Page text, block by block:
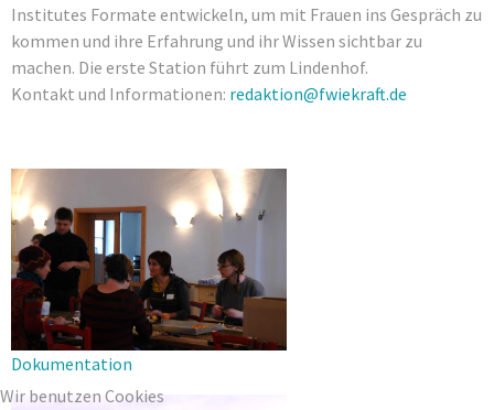
Institutes Formate entwickeln, um mit Frauen ins Gespräch zu
kommen und ihre Erfahrung und ihr Wissen sichtbar zu
machen. Die erste Station führt zum Lindenhof.
Kontakt und Informationen: redaktion@fwiekraft.de
Dokumentation
Wir benutzen Cookies